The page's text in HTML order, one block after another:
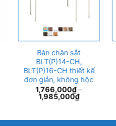
Bàn chân sắt
BLT(P)14-CH,
BLT(P)16-CH thiết kế
đơn giản, không hộc
1,766,000₫ –
1,985,000₫